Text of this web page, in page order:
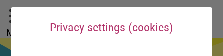
Privacy settings (cookies)
To main menu
To language menu
To search
To content
To service information
Menu